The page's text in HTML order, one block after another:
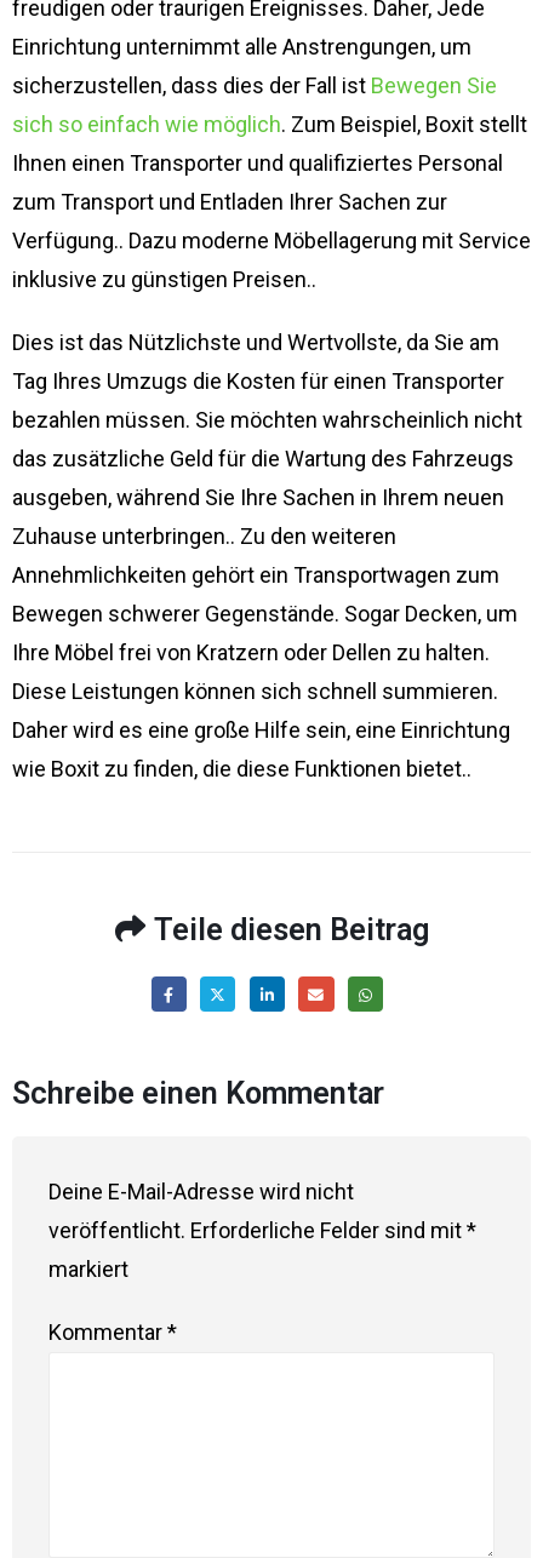
freudigen oder traurigen Ereignisses. Daher, Jede
Einrichtung unternimmt alle Anstrengungen, um
sicherzustellen, dass dies der Fall ist Bewegen Sie
sich so einfach wie möglich. Zum Beispiel, Boxit stellt
Ihnen einen Transporter und qualifiziertes Personal
zum Transport und Entladen Ihrer Sachen zur
Verfügung.. Dazu moderne Möbellagerung mit Service
inklusive zu günstigen Preisen..
Dies ist das Nützlichste und Wertvollste, da Sie am
Tag Ihres Umzugs die Kosten für einen Transporter
bezahlen müssen. Sie möchten wahrscheinlich nicht
das zusätzliche Geld für die Wartung des Fahrzeugs
ausgeben, während Sie Ihre Sachen in Ihrem neuen
Zuhause unterbringen.. Zu den weiteren
Annehmlichkeiten gehört ein Transportwagen zum
Bewegen schwerer Gegenstände. Sogar Decken, um
Ihre Möbel frei von Kratzern oder Dellen zu halten.
Diese Leistungen können sich schnell summieren.
Daher wird es eine große Hilfe sein, eine Einrichtung
wie Boxit zu finden, die diese Funktionen bietet..
Teile diesen Beitrag
Schreibe einen Kommentar
Deine E-Mail-Adresse wird nicht
veröffentlicht. Erforderliche Felder sind mit*
markiert
Kommentar*